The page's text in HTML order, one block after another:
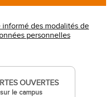
des modalités de
traitement de vos données personnelles
OUVERTES
sur le campus